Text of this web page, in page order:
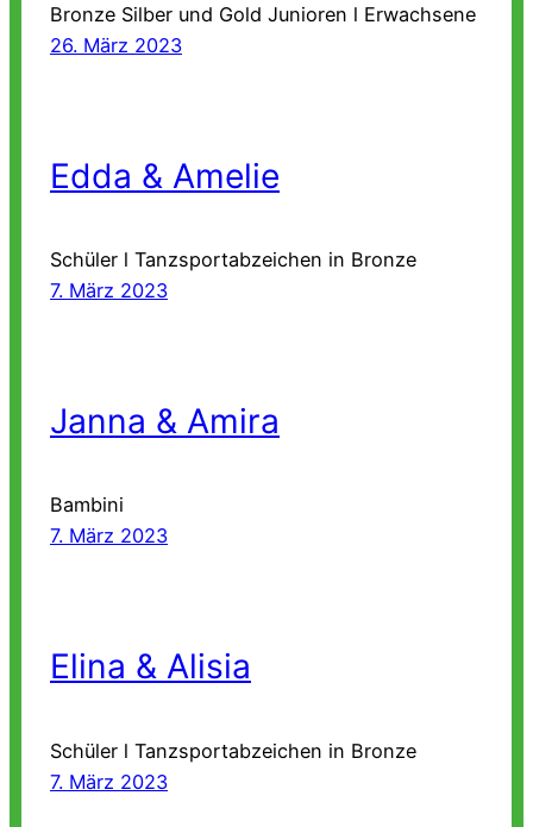
Bronze Silber und Gold Junioren l Erwachsene
26. März 2023
Edda & Amelie
Schüler l Tanzsportabzeichen in Bronze
7. März 2023
Janna & Amira
Bambini
7. März 2023
Elina & Alisia
Schüler l Tanzsportabzeichen in Bronze
7. März 2023